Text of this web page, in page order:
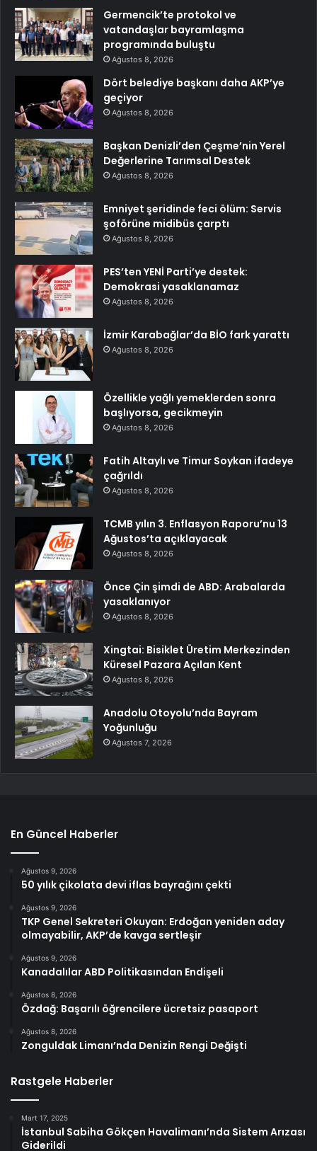
Germencik’te protokol ve
vatandaşlar bayramlaşma
programında buluştu
Ağustos 8, 2026
Dört belediye başkanı daha AKP’ye
geçiyor
Ağustos 8, 2026
Başkan Denizli’den Çeşme’nin Yerel
Değerlerine Tarımsal Destek
Ağustos 8, 2026
Emniyet şeridinde feci ölüm: Servis
şoförüne midibüs çarptı
Ağustos 8, 2026
PES’ten YENİ Parti’ye destek:
Demokrasi yasaklanamaz
Ağustos 8, 2026
İzmir Karabağlar’da BİO fark yarattı
Ağustos 8, 2026
Özellikle yağlı yemeklerden sonra
başlıyorsa, gecikmeyin
Ağustos 8, 2026
Fatih Altaylı ve Timur Soykan ifadeye
çağrıldı
Ağustos 8, 2026
TCMB yılın 3. Enflasyon Raporu’nu 13
Ağustos’ta açıklayacak
Ağustos 8, 2026
Önce Çin şimdi de ABD: Arabalarda
yasaklanıyor
Ağustos 8, 2026
Xingtai: Bisiklet Üretim Merkezinden
Küresel Pazara Açılan Kent
Ağustos 8, 2026
Anadolu Otoyolu’nda Bayram
Yoğunluğu
Ağustos 7, 2026
En Güncel Haberler
Ağustos 9, 2026
50 yılık çikolata devi iflas bayrağını çekti
Ağustos 9, 2026
TKP Genel Sekreteri Okuyan: Erdoğan yeniden aday
olmayabilir, AKP’de kavga sertleşir
Ağustos 9, 2026
Kanadalılar ABD Politikasından Endişeli
Ağustos 8, 2026
Özdağ: Başarılı öğrencilere ücretsiz pasaport
Ağustos 8, 2026
Zonguldak Limanı’nda Denizin Rengi Değişti
Rastgele Haberler
Mart 17, 2025
İstanbul Sabiha Gökçen Havalimanı’nda Sistem Arızası
Giderildi